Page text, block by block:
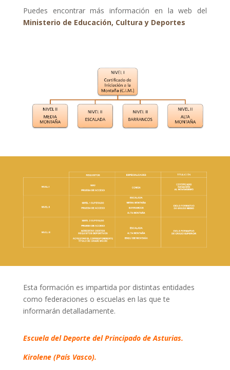
Puedes encontrar más información en la web del
Ministerio de Educación, Cultura y Deportes
Esta formación es impartida por distintas entidades
como federaciones o escuelas en las que te
informarán detalladamente.
Escuela del Deporte del Principado de Asturias.
Kirolene (País Vasco).